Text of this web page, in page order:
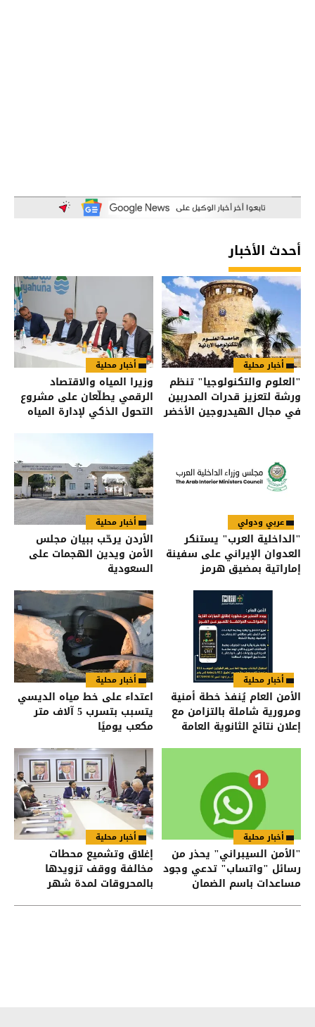
أحدث الأخبار
أخبار محلية
"العلوم والتكنولوجيا" تنظم
ورشة لتعزيز قدرات المدربين
في مجال الهيدروجين الأخضر
أخبار محلية
وزيرا المياه والاقتصاد
الرقمي يطلّعان على مشروع
التحول الذكي لإدارة المياه
عربي ودولي
"الداخلية العرب" يستنكر
العدوان الإيراني على سفينة
إماراتية بمضيق هرمز
أخبار محلية
الأردن يرحّب ببيان مجلس
الأمن ويدين الهجمات على
السعودية
أخبار محلية
الأمن العام يُنفذ خطة أمنية
ومرورية شاملة بالتزامن مع
إعلان نتائج الثانوية العامة
أخبار محلية
اعتداء على خط مياه الديسي
يتسبب بتسرب 5 آلاف متر
مكعب يوميًا
أخبار محلية
"الأمن السيبراني" يحذر من
رسائل "واتساب" تدعي وجود
مساعدات باسم الضمان
أخبار محلية
إغلاق وتشميع محطات
مخالفة ووقف تزويدها
بالمحروقات لمدة شهر